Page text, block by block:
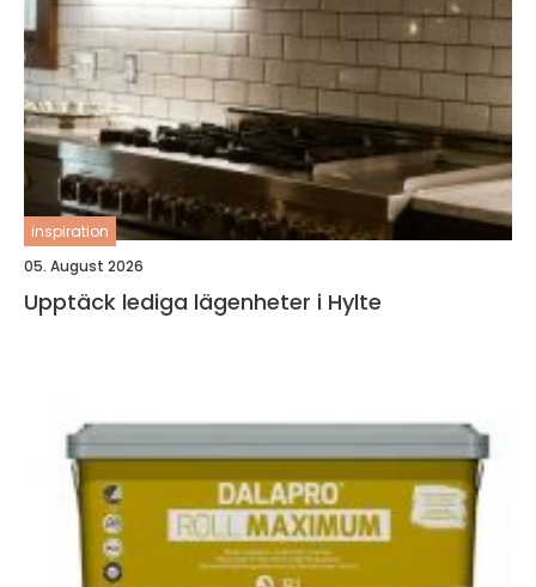
inspiration
05. August 2026
Upptäck lediga lägenheter i Hylte